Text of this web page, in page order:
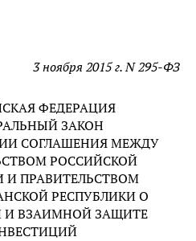
3 ноября 2015 г. N 295-ФЗ
ФЕДЕРАЦИЯ
ЗАКОН
СОГЛАШЕНИЯ МЕЖДУ
РОССИЙСКОЙ
И ПРАВИТЕЛЬСТВОМ
РЕСПУБЛИКИ О
ВЗАИМНОЙ ЗАЩИТЕ